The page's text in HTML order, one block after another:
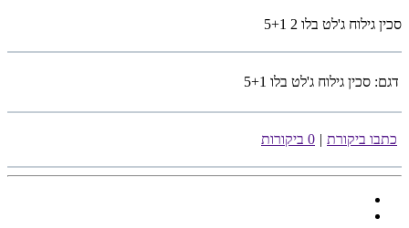
סכין גילוח ג'לט בלו 2 5+1
דגם: סכין גילוח ג'לט בלו 5+1
כתבו ביקורת | 0 ביקורות